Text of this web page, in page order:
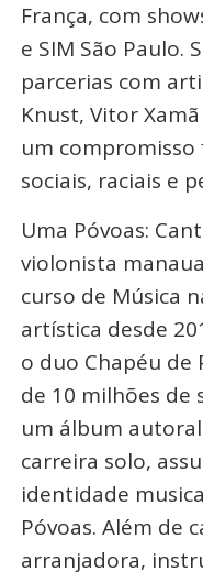
França, com
e SIM São Paulo.
parcerias com
Knust, Vitor
um compromisso
sociais, raciais e
Uma Póvoas:
violonista
curso de Música
artística desde
o duo Chapéu de
de 10 milhões de
um álbum
carreira solo,
identidade
Póvoas. Além de
arranjadora,